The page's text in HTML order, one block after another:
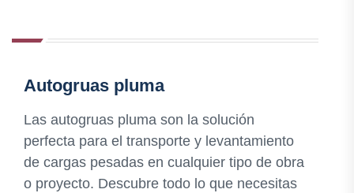
Autogruas pluma
Las autogruas pluma son la solución
perfecta para el transporte y levantamiento
de cargas pesadas en cualquier tipo de obra
o proyecto. Descubre todo lo que necesitas